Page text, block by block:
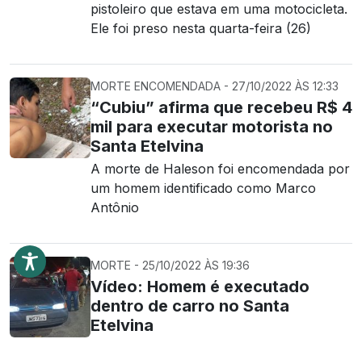
pistoleiro que estava em uma motocicleta.
Ele foi preso nesta quarta-feira (26)
MORTE ENCOMENDADA - 27/10/2022 ÀS 12:33
“Cubiu” afirma que recebeu R$ 4
mil para executar motorista no
Santa Etelvina
A morte de Haleson foi encomendada por
um homem identificado como Marco
Antônio
MORTE - 25/10/2022 ÀS 19:36
Vídeo: Homem é executado
dentro de carro no Santa
Etelvina